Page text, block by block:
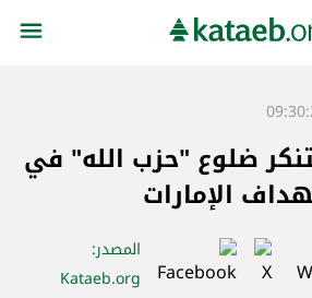
ضلوع "حزب الله" في
الإمارات
المصدر:
Kataeb.org